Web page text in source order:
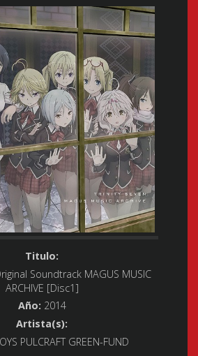
Titulo:
Soundtrack MAGUS MUSIC
ARCHIVE [Disc1]
Año: 2014
Artista(s):
PULCRAFT GREEN-FUND